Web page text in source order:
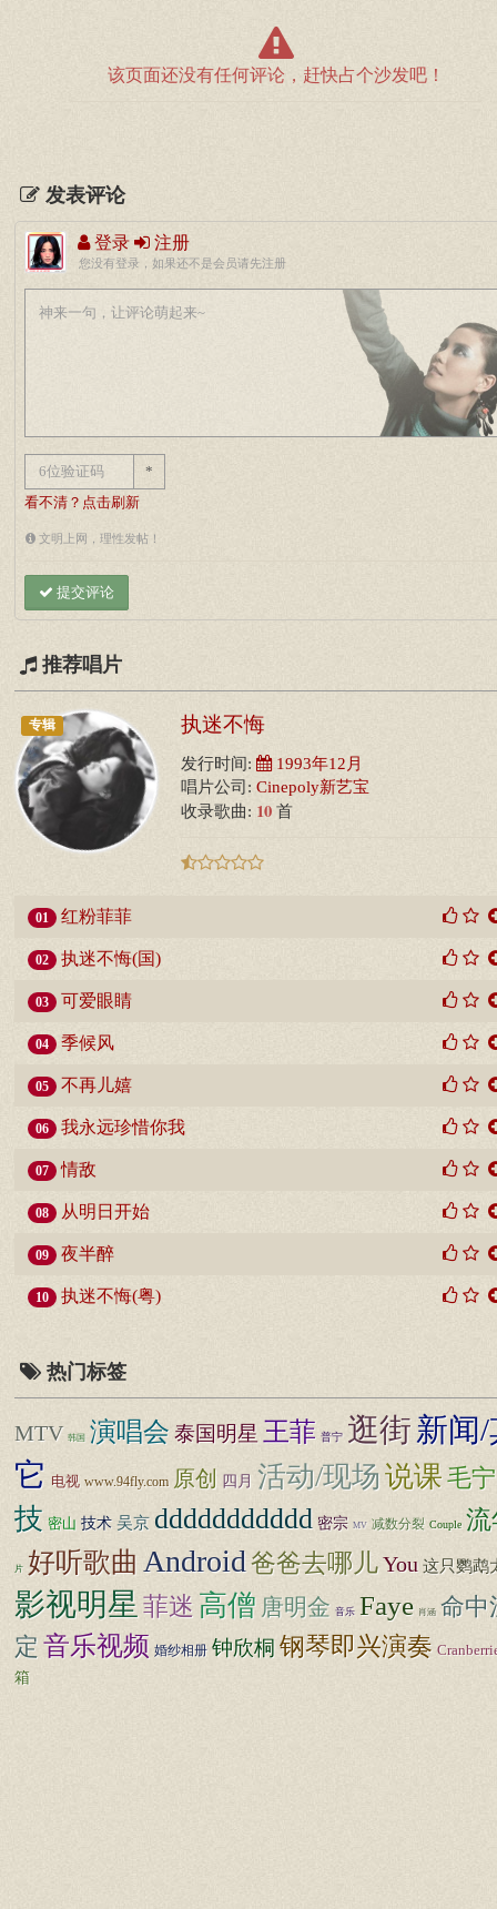
该页面还没有任何评论，赶快占个沙发吧！
发表评论
登录 注册
您没有登录，如果还不是会员请先注册
*
看不清？点击刷新
文明上网，理性发帖！
提交评论
推荐唱片
专辑 执迷不悔
发行时间: 1993年12月
唱片公司: Cinepoly新艺宝
收录歌曲: 10 首
01 红粉菲菲
02 执迷不悔(国)
03 可爱眼睛
04 季候风
05 不再儿嬉
06 我永远珍惜你我
07 情敌
08 从明日开始
09 夜半醉
10 执迷不悔(粤)
热门标签
MTV 韩国 演唱会 泰国明星 王菲 普宁 逛街新闻/
它 电视 www.94fly.com 原创 四月 活动/现场说课毛宁
技 密山 技术 吴京 ddddddddddd 密宗 MV 减数分裂 Couple 流
片 好听歌曲 Android爸爸去哪儿You 这只鹦鹉
影视明星 菲迷 高僧 唐明金 音乐 Faye 肖涵 命中
定 音乐视频 婚纱相册 钟欣桐 钢琴即兴演奏
箱